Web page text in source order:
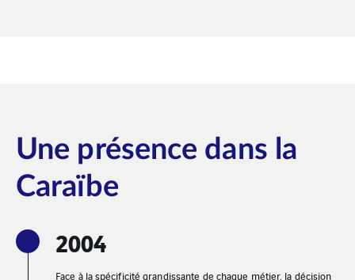
Une présence dans la
Caraïbe
2004
Face à la spécificité grandissante de chaque métier, la décision